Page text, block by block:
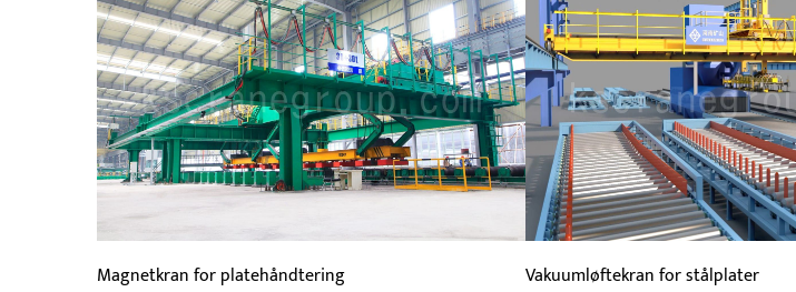
Magnetkran for platehåndtering Vakuumløftekran for stålplater